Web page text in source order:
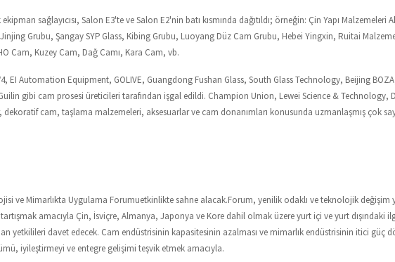
sağlayıcısı, Salon E3'te ve Salon E2'nin batı kısmında dağıtıldı; örneğin: Çin Yapı
Grubu, Şangay SYP Glass, Kibing Grubu, Luoyang Düz Cam Grubu, Hebei Yingxin, Ruitai Malzeme
Cam, Kuzey Cam, Dağ Camı, Kara Cam, vb.
EI Automation Equipment, GOLIVE, Guangdong Fushan Glass, South Glass Technology, Beijing
gibi cam prosesi üreticileri tarafından işgal edildi. Champion Union, Lewei Science & Technology,
dekoratif cam, taşlama malzemeleri, aksesuarlar ve cam donanımları konusunda uzmanlaşmış çok
ve Mimarlıkta Uygulama Forumuetkinlikte sahne alacak.Forum, yenilik odaklı ve teknolojik değişim
tartışmak amacıyla Çin, İsviçre, Almanya, Japonya ve Kore dahil olmak üzere yurt içi ve yurt
yetkilileri davet edecek. Cam endüstrisinin kapasitesinin azalması ve mimarlık endüstrisinin itici güç
iyileştirmeyi ve entegre gelişimi teşvik etmek amacıyla.